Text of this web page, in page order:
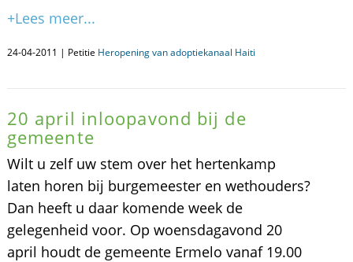
+Lees meer...
24-04-2011 | Petitie Heropening van adoptiekanaal Haiti
20 april inloopavond bij de
gemeente
Wilt u zelf uw stem over het hertenkamp
laten horen bij burgemeester en wethouders?
Dan heeft u daar komende week de
gelegenheid voor. Op woensdagavond 20
april houdt de gemeente Ermelo vanaf 19.00